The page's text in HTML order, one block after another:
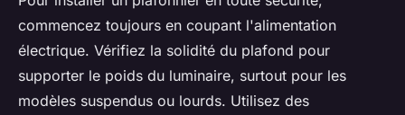
commencez toujours en coupant l'alimentation
électrique. Vérifiez la solidité du plafond pour
supporter le poids du luminaire, surtout pour les
modèles suspendus ou lourds. Utilisez des